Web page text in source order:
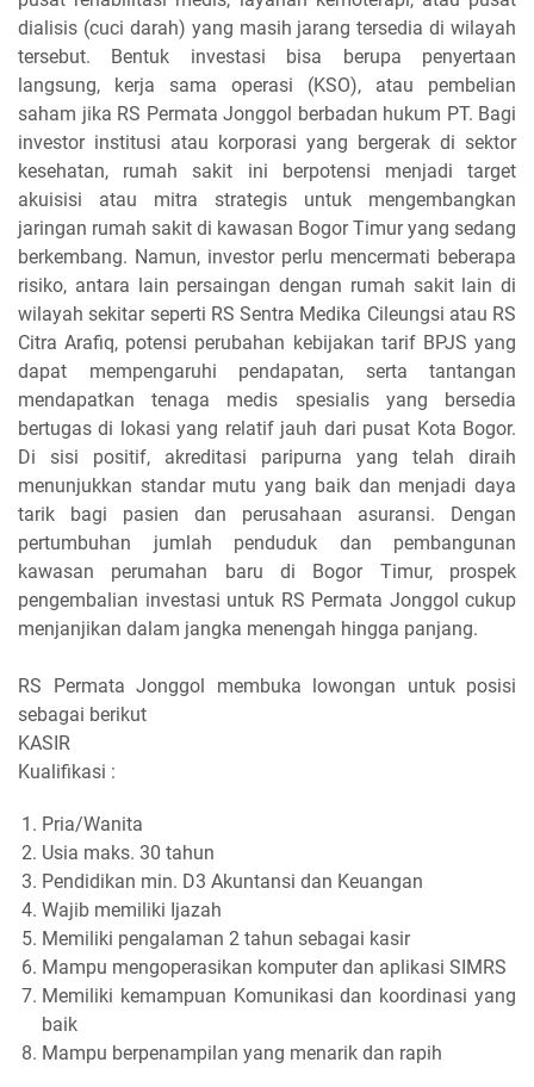
dialisis (cuci darah) yang masih jarang tersedia di wilayah
tersebut. Bentuk investasi bisa berupa penyertaan
langsung, kerja sama operasi (KSO), atau pembelian
saham jika RS Permata Jonggol berbadan hukum PT. Bagi
investor institusi atau korporasi yang bergerak di sektor
kesehatan, rumah sakit ini berpotensi menjadi target
akuisisi atau mitra strategis untuk mengembangkan
jaringan rumah sakit di kawasan Bogor Timur yang sedang
berkembang. Namun, investor perlu mencermati beberapa
risiko, antara lain persaingan dengan rumah sakit lain di
wilayah sekitar seperti RS Sentra Medika Cileungsi atau RS
Citra Arafiq, potensi perubahan kebijakan tarif BPJS yang
dapat mempengaruhi pendapatan, serta tantangan
mendapatkan tenaga medis spesialis yang bersedia
bertugas di lokasi yang relatif jauh dari pusat Kota Bogor.
Di sisi positif, akreditasi paripurna yang telah diraih
menunjukkan standar mutu yang baik dan menjadi daya
tarik bagi pasien dan perusahaan asuransi. Dengan
pertumbuhan jumlah penduduk dan pembangunan
kawasan perumahan baru di Bogor Timur, prospek
pengembalian investasi untuk RS Permata Jonggol cukup
menjanjikan dalam jangka menengah hingga panjang.
RS Permata Jonggol membuka lowongan untuk posisi
sebagai berikut
KASIR
Kualifikasi :
Pria/Wanita
Usia maks. 30 tahun
Pendidikan min. D3 Akuntansi dan Keuangan
Wajib memiliki Ijazah
Memiliki pengalaman 2 tahun sebagai kasir
Mampu mengoperasikan komputer dan aplikasi SIMRS
Memiliki kemampuan Komunikasi dan koordinasi yang
baik
Mampu berpenampilan yang menarik dan rapih